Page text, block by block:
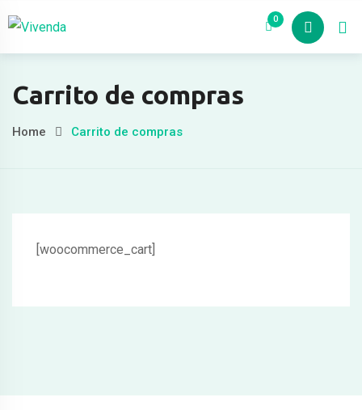
Nosotros
0
Carrito de compras
Home Carrito de compras
[woocommerce_cart]